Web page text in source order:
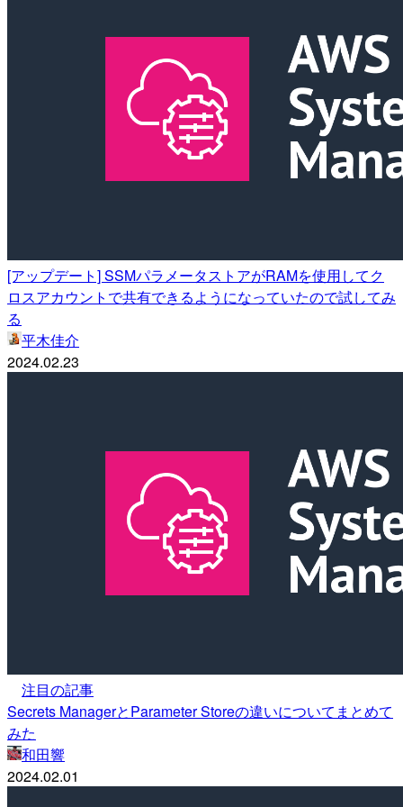
[アップデート] SSMパラメータストアがRAMを使用してク
ロスアカウントで共有できるようになっていたので試してみ
る
平木佳介
2024.02.23
注目の記事
Secrets ManagerとParameter Storeの違いについてまとめて
みた
和田響
2024.02.01